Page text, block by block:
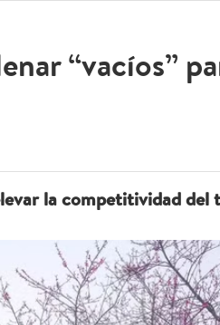
“vacíos”
la competitividad del